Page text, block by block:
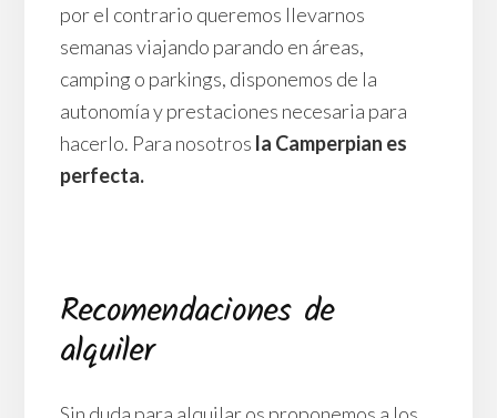
por el contrario queremos llevarnos
semanas viajando parando en áreas,
camping o parkings, disponemos de la
autonomía y prestaciones necesaria para
hacerlo. Para nosotros la Camperpian es
perfecta.
Recomendaciones de
alquiler